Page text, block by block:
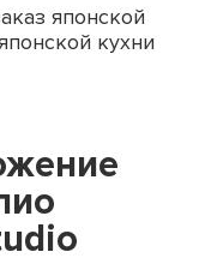
японской
кухни